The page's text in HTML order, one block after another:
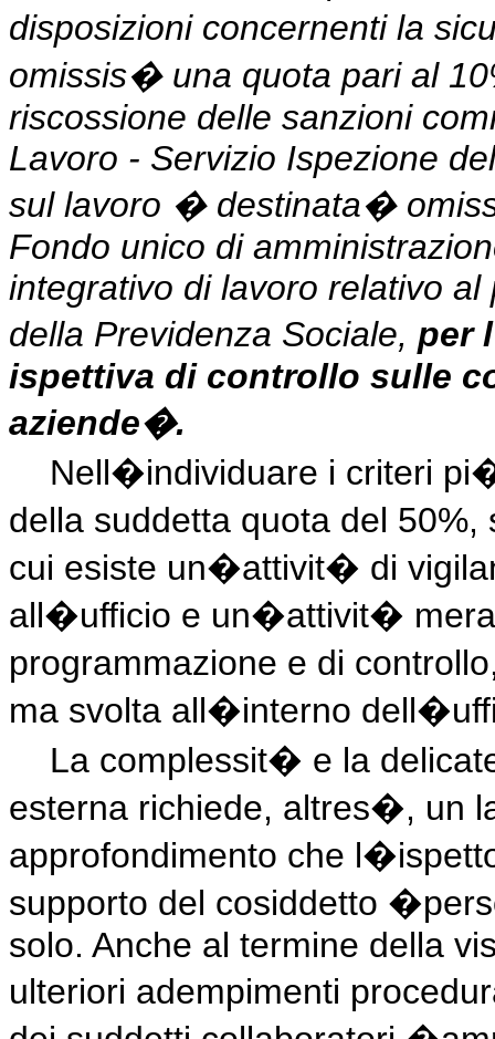
disposizioni concernenti la
omissis� una quota pari al
riscossione delle sanzioni
Lavoro - Servizio Ispezione
sul lavoro � destinata�
Fondo unico di
integrativo di lavoro relativo
della Previdenza Sociale, per
ispettiva di controllo sulle
aziende�.
Nell�individuare i criteri
della suddetta quota del
cui esiste un�attivit� di
all�ufficio e un�attivit�
programmazione e di
ma svolta all�interno
La complessit� e la
esterna richiede, altres�, un
approfondimento che
supporto del cosiddetto
solo. Anche al termine della
ulteriori adempimenti